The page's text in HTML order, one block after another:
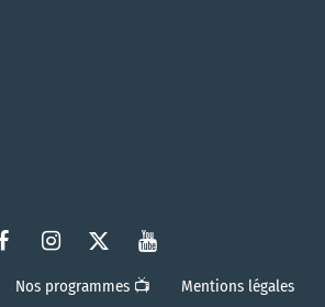
Nos programmes 📺
Mentions légales